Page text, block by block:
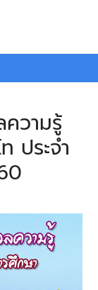
ความรู้
ประจำ